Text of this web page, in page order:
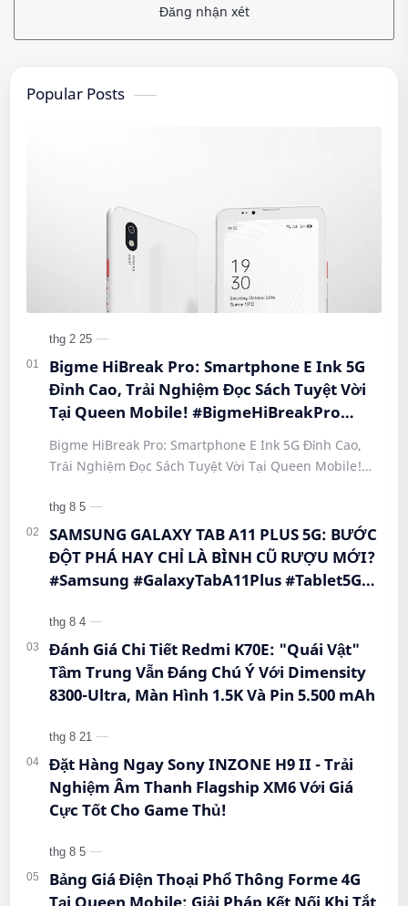
Đăng nhận xét
Popular Posts
Bigme HiBreak Pro: Smartphone E Ink 5G
Đỉnh Cao, Trải Nghiệm Đọc Sách Tuyệt Vời
Tại Queen Mobile! #BigmeHiBreakPro
#SmartphoneEInk #QueenMobile
#HiBreakPro5G #DienThoaiDocSach
#CongNgheMoi #MuaSamThongMinh
#EInkPhone #5GSmartphone
Bigme HiBreak Pro: Smartphone E Ink 5G Đỉnh Cao,
Trải Nghiệm Đọc Sách Tuyệt Vời Tại Queen Mobile!
#Hi…
SAMSUNG GALAXY TAB A11 PLUS 5G: BƯỚC
ĐỘT PHÁ HAY CHỈ LÀ BÌNH CŨ RƯỢU MỚI?
#Samsung #GalaxyTabA11Plus #Tablet5G
Đánh Giá Chi Tiết Redmi K70E: "Quái Vật"
Tầm Trung Vẫn Đáng Chú Ý Với Dimensity
8300-Ultra, Màn Hình 1.5K Và Pin 5.500 mAh
Đặt Hàng Ngay Sony INZONE H9 II - Trải
Nghiệm Âm Thanh Flagship XM6 Với Giá
Cực Tốt Cho Game Thủ!
Bảng Giá Điện Thoại Phổ Thông Forme 4G